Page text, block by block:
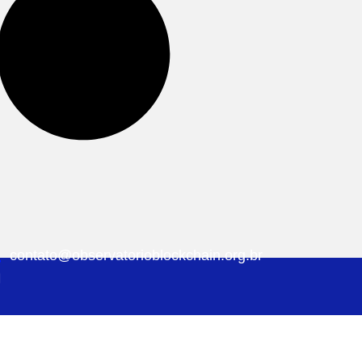
contato@observatorioblockchain.org.br